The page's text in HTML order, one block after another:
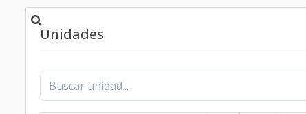
Unidades